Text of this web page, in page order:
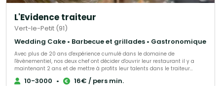
L'Evidence traiteur
Vert-le-Petit (91)
Wedding Cake • Barbecue et grillades • Gastronomique
Avec plus de 20 ans d'expérience cumulé dans le domaine de
l'évènementiel, nos deux chef ont décider d'ouvrir leur restaurant il y a
maintenant 2 ans et de mettre à profits leur talents dans le traiteur
évènementiel afin de vous accompagner lors de vos évènements.
10-3000 • 16€ / pers min.